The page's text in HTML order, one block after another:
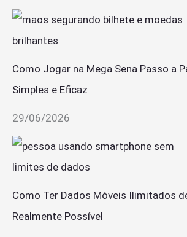
Como Jogar na Mega Sena Passo a
Simples e Eficaz
29/06/2026
Como Ter Dados Móveis Ilimitados
Realmente Possível